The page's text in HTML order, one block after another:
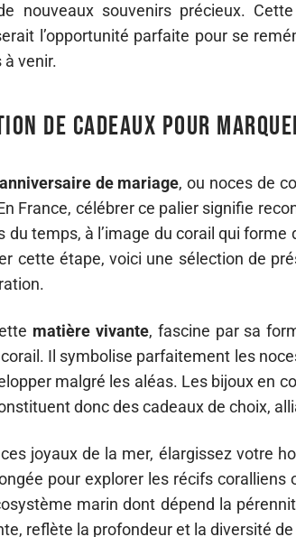
nouveaux souvenirs précieux.
l’opportunité parfaite pour se
à venir.
de cadeaux pour
de mariage, ou noces de
France, célébrer ce palier signifie
du temps, à l’image du corail qui
cette étape, voici une sélection de
matière vivante, fascine par sa
Il symbolise parfaitement les
malgré les aléas. Les bijoux en
donc des cadeaux de choix,
joyaux de la mer, élargissez votre
pour explorer les récifs
marin dont dépend la
reflète la profondeur et la diversité de